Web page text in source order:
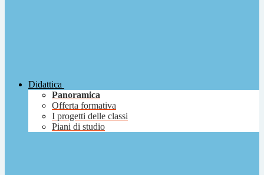
Didattica
Panoramica
Offerta formativa
I progetti delle classi
Piani di studio